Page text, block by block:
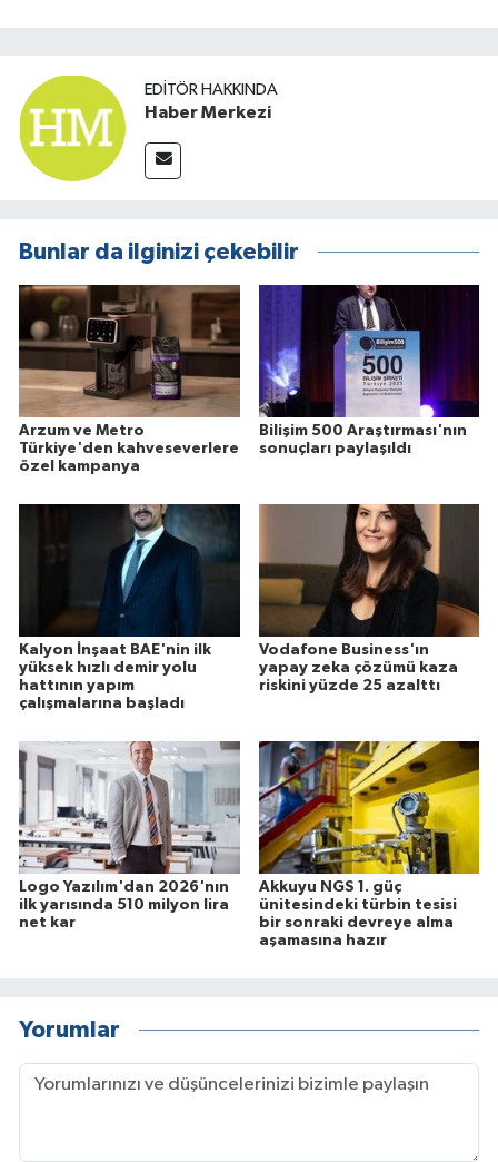
EDITÖR HAKKINDA
Haber Merkezi
Bunlar da ilginizi çekebilir
Arzum ve Metro
Türkiye'den kahveseverlere
özel kampanya
Bilişim 500 Araştırması'nın
sonuçları paylaşıldı
Kalyon İnşaat BAE'nin ilk
yüksek hızlı demir yolu
hattının yapım
çalışmalarına başladı
Vodafone Business'ın
yapay zeka çözümü kaza
riskini yüzde 25 azalttı
Logo Yazılım'dan 2026'nın
ilk yarısında 510 milyon lira
net kar
Akkuyu NGS 1. güç
ünitesindeki türbin tesisi
bir sonraki devreye alma
aşamasına hazır
Yorumlar